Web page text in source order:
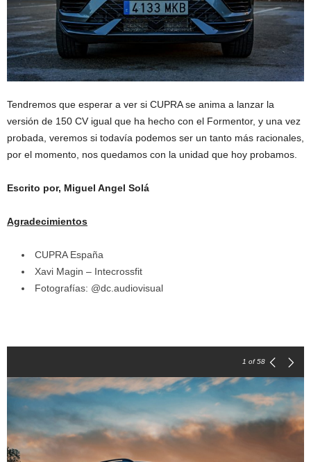
Tendremos que esperar a ver si CUPRA se anima a lanzar la
versión de 150 CV igual que ha hecho con el Formentor, y una vez
probada, veremos si todavía podemos ser un tanto más racionales,
por el momento, nos quedamos con la unidad que hoy probamos.
Escrito por, Miguel Angel Solá
Agradecimientos
CUPRA España
Xavi Magin – Intecrossfit
Fotografías: @dc.audiovisual
1 of 58